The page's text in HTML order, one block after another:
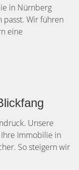
in Nürnberg
passt. Wir führen
eine
Unsere
Ihre Immobilie in
So steigern wir